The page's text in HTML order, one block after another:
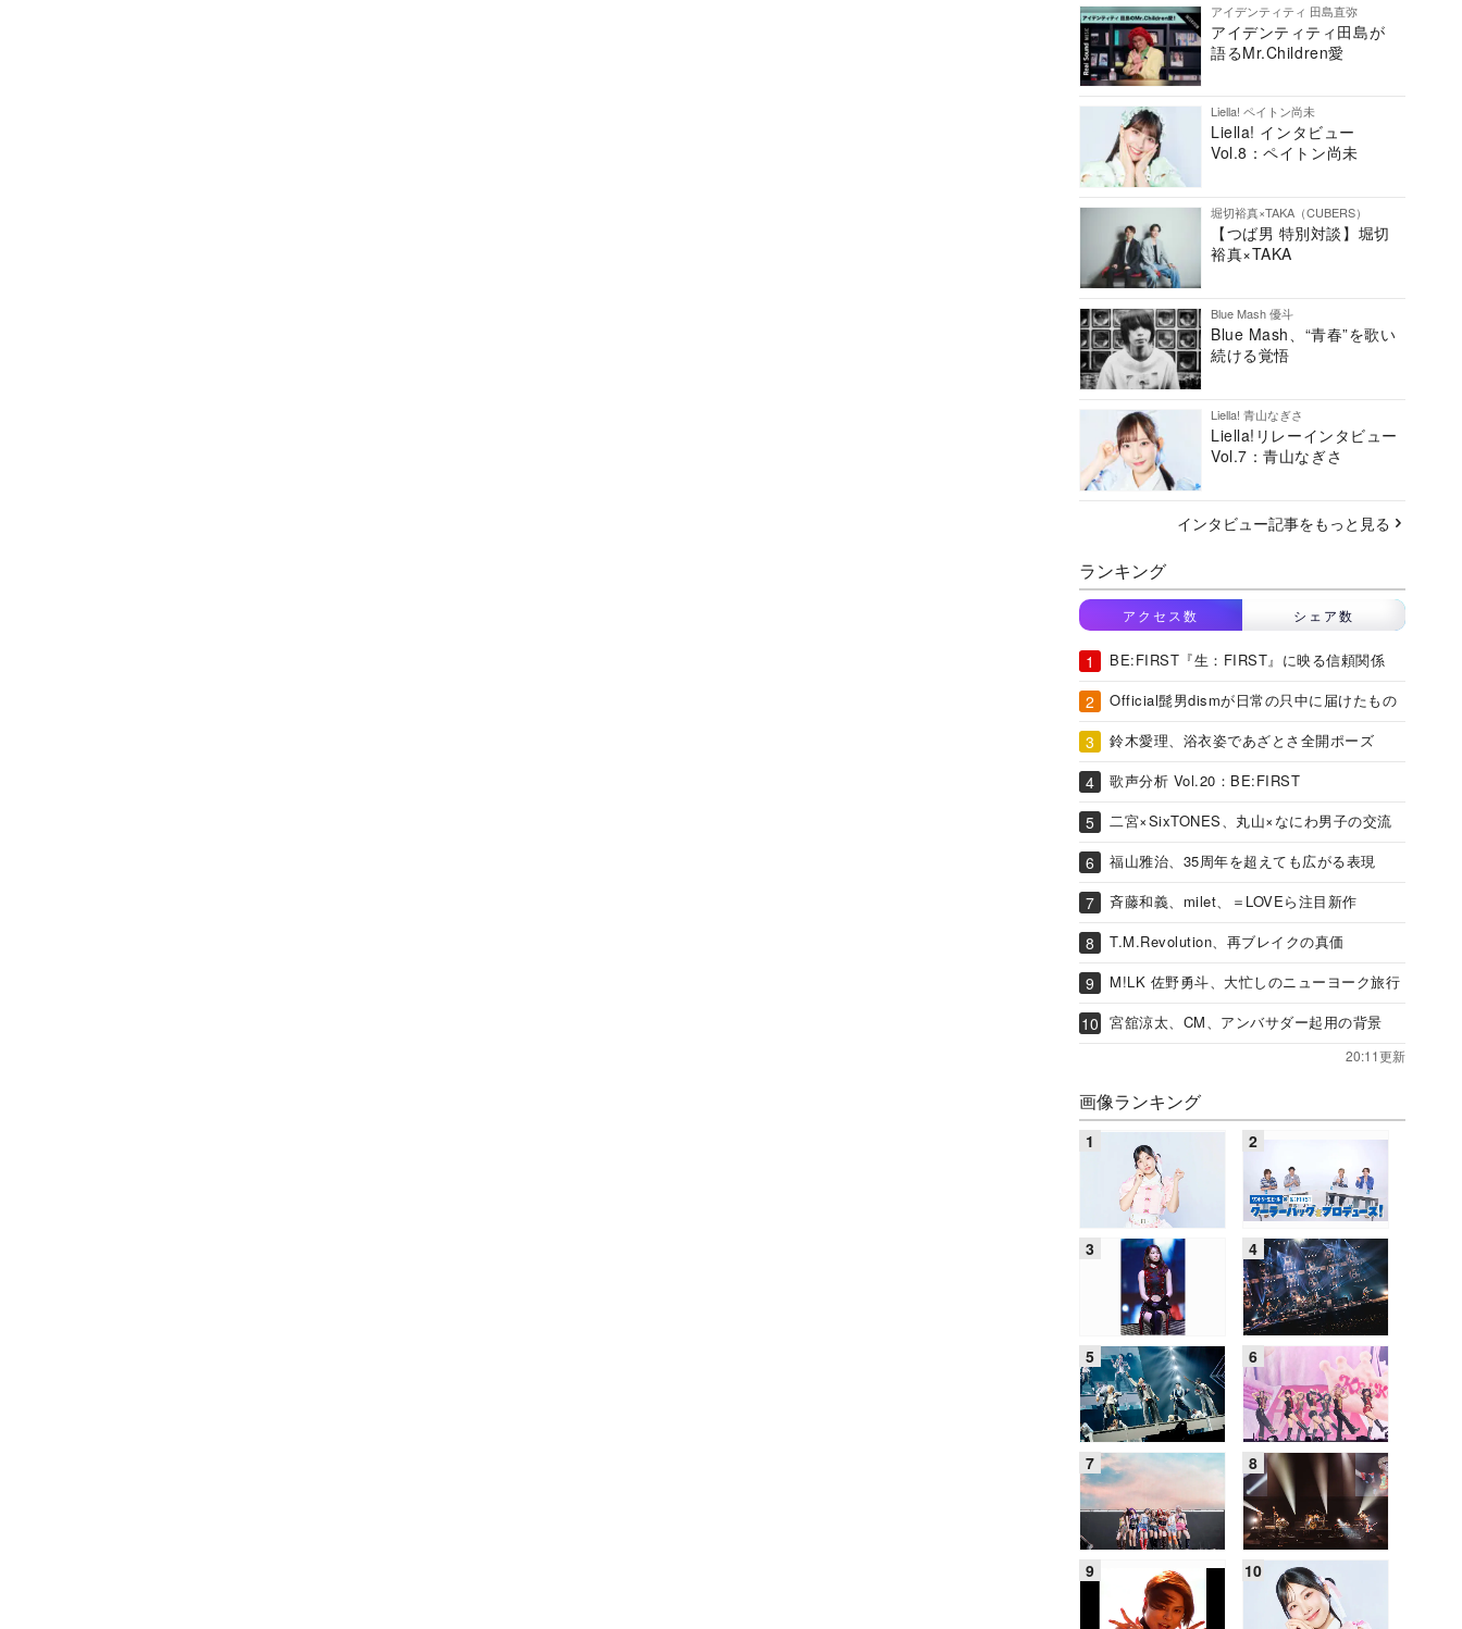
アイデンティティ 田島直弥
アイデンティティ田島が
語るMr.Children愛
Liella! ペイトン尚未
Liella! インタビュー
Vol.8：ペイトン尚未
堀切裕真×TAKA（CUBERS）
【つば男 特別対談】堀切
裕真×TAKA
Blue Mash 優斗
Blue Mash、“青春”を歌い
続ける覚悟
Liella! 青山なぎさ
Liella!リレーインタビュー
Vol.7：青山なぎさ
インタビュー記事をもっと見る
ランキング
アクセス数 シェア数
BE:FIRST『生：FIRST』に映る信頼関係
Official髭男dismが日常の只中に届けたもの
鈴木愛理、浴衣姿であざとさ全開ポーズ
歌声分析 Vol.20：BE:FIRST
二宮×SixTONES、丸山×なにわ男子の交流
福山雅治、35周年を超えても広がる表現
斉藤和義、milet、＝LOVEら注目新作
T.M.Revolution、再ブレイクの真価
M!LK 佐野勇斗、大忙しのニューヨーク旅行
宮舘涼太、CM、アンバサダー起用の背景
20:11更新
画像ランキング